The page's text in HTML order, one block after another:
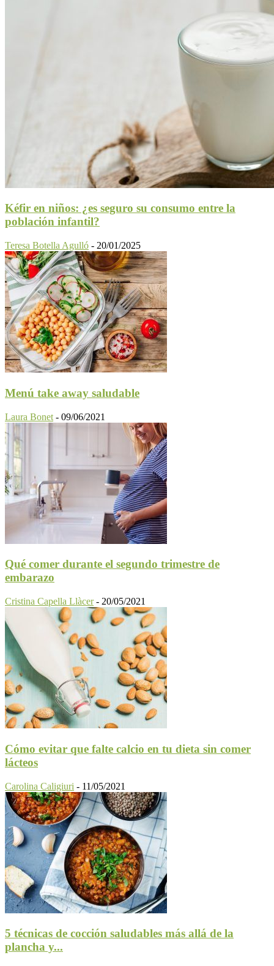
Kéfir en niños: ¿es seguro su consumo entre la
población infantil?
Teresa Botella Agulló - 20/01/2025
Menú take away saludable
Laura Bonet - 09/06/2021
Qué comer durante el segundo trimestre de
embarazo
Cristina Capella Llàcer - 20/05/2021
Cómo evitar que falte calcio en tu dieta sin comer
lácteos
Carolina Caligiuri - 11/05/2021
5 técnicas de cocción saludables más allá de la
plancha y...